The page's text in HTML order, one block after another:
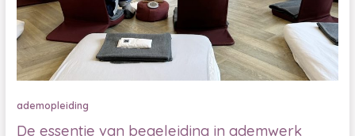
ademopleiding
De essentie van begeleiding in ademwerk